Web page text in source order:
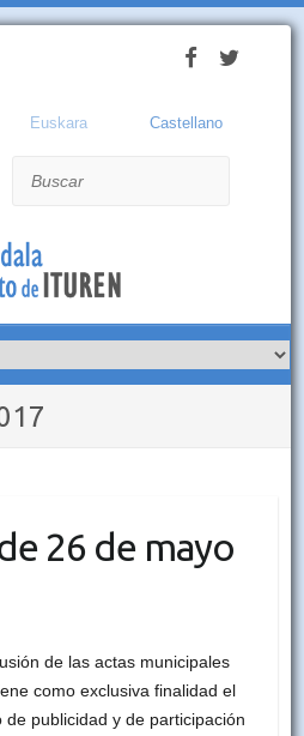
Euskara Castellano
26 de mayo
de las actas municipales
como exclusiva finalidad el
publicidad y de participación